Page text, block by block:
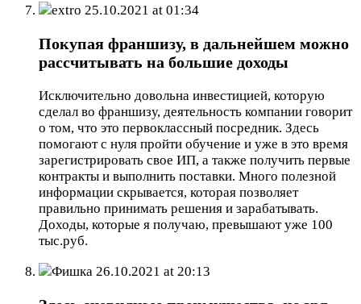
extro 25.10.2021 at 01:34
Покупая франшизу, в дальнейшем можно
рассчитывать на большие доходы
Исключительно довольна инвестицией, которую
сделал во франшизу, деятельность компании говорит
о том, что это первоклассный посредник. Здесь
помогают с нуля пройти обучение и уже в это время
зарегистрировать свое ИП, а также получить первые
контракты и выполнить поставки. Много полезной
информации скрывается, которая позволяет
правильно принимать решения и зарабатывать.
Доходы, которые я получаю, превышают уже 100
тыс.руб.
Фишка 26.10.2021 at 20:13